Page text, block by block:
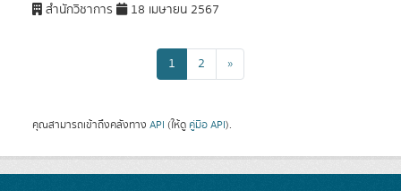
สำนักวิชาการ
18 เมษายน 2567
1 2 »
คุณสามารถเข้าถึงคลังทาง API (ให้ดู คู่มือ API).